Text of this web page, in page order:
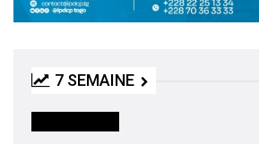
7 SEMAINE